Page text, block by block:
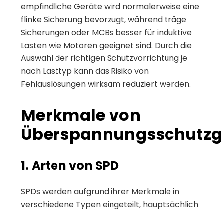
empfindliche Geräte wird normalerweise eine
flinke Sicherung bevorzugt, während träge
Sicherungen oder MCBs besser für induktive
Lasten wie Motoren geeignet sind. Durch die
Auswahl der richtigen Schutzvorrichtung je
nach Lasttyp kann das Risiko von
Fehlauslösungen wirksam reduziert werden.
Merkmale von
1. Arten von SPD
SPDs werden aufgrund ihrer Merkmale in
verschiedene Typen eingeteilt, hauptsächlich